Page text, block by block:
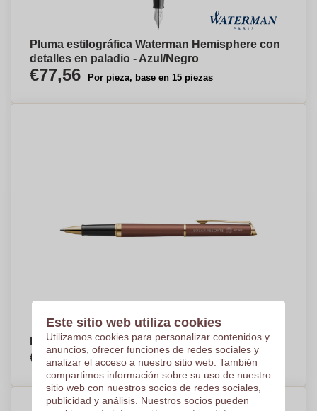
Pluma estilográfica Waterman Hemisphere con
detalles en paladio - Azul/Negro
€77,56 Por pieza, base en 15 piezas
Bolígrafo roller Waterman Hemisphere F
€81,98 Por pieza, base en 15 piezas
Este sitio web utiliza cookies
Utilizamos cookies para personalizar contenidos y
anuncios, ofrecer funciones de redes sociales y
analizar el acceso a nuestro sitio web. También
compartimos información sobre su uso de nuestro
sitio web con nuestros socios de redes sociales,
publicidad y análisis. Nuestros socios pueden